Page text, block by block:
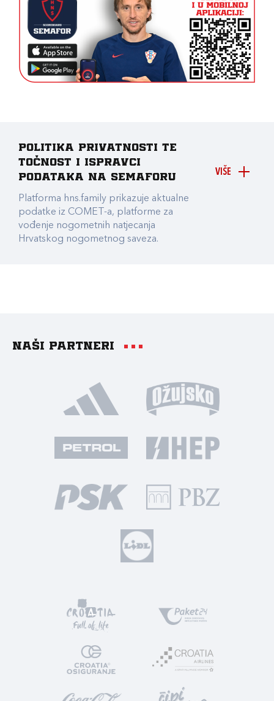
VIŠE
Politika privatnosti te
točnost i ispravci
podataka na Semaforu
Platforma hns.family prikazuje aktualne
podatke iz COMET-a, platforme za
vođenje nogometnih natjecanja
Hrvatskog nogometnog saveza.
Naši partneri